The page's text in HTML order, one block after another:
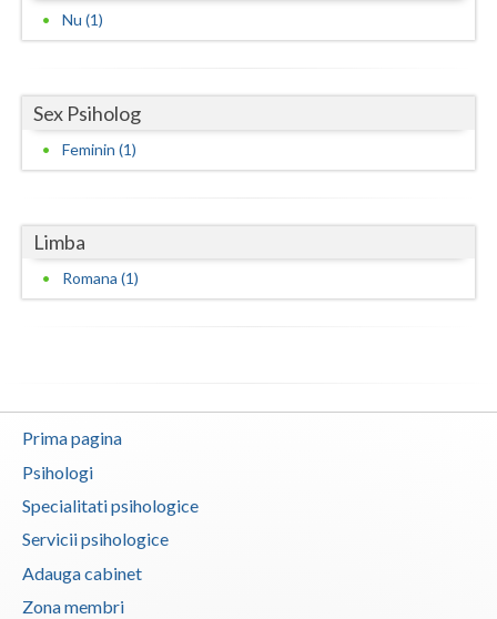
Timis
Valcea
Vaslui
Nu (1)
Sex Psiholog
Feminin (1)
Limba
Romana (1)
Prima pagina
Psihologi
Specialitati psihologice
Servicii psihologice
Adauga cabinet
Zona membri